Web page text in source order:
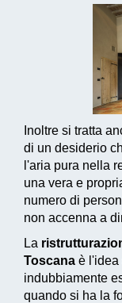
Inoltre si tratta
di un desiderio
l'aria pura nella
una vera e
numero di
non accenna a
La
Toscana è l'idea
indubbiamente
quando si ha la